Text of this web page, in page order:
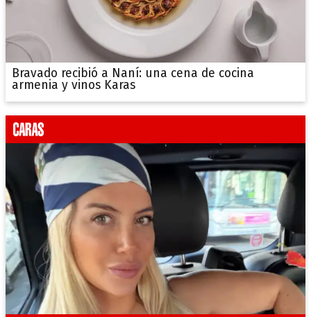
Bravado recibió a Naní: una cena de cocina
armenia y vinos Karas